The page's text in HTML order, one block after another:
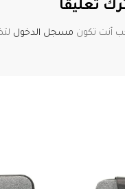
تعليقاً
أنت تكون مسجل الدخول